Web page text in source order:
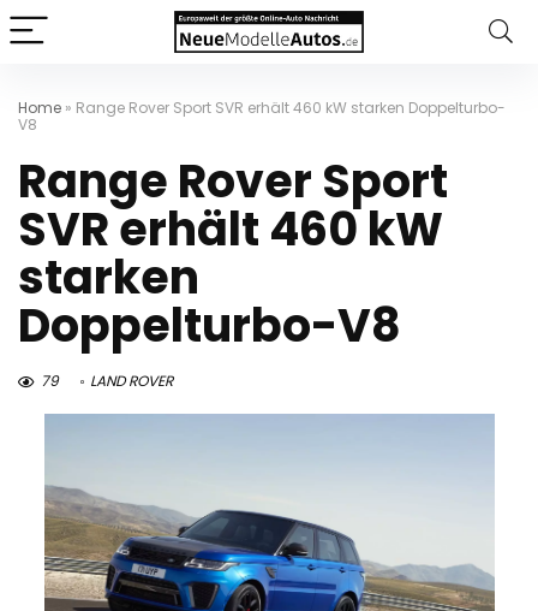
Home » Range Rover Sport SVR erhält 460 kW starken Doppelturbo-
V8
Range Rover Sport
SVR erhält 460 kW
starken
Doppelturbo-V8
79 LAND ROVER